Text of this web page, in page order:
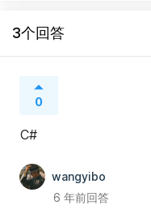
3个回答
0
C#
wangyibo
6 年前回答